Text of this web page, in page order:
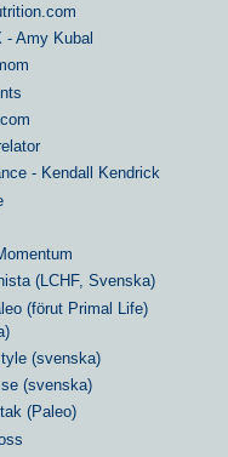
- Amy Kubal
- Kendall Kendrick
(LCHF, Svenska)
(förut Primal Life)
(svenska)
(svenska)
(Paleo)